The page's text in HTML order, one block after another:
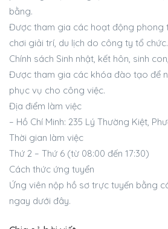
bằng.
Được tham gia các hoạt động phong
chơi giải trí, du lịch do công ty tổ chức.
Chính sách Sinh nhật, kết hôn, sinh
Được tham gia các khóa đào tạo để
phục vụ cho công việc.
Địa điểm làm việc
– Hồ Chí Minh: 235 Lý Thường Kiệt,
Thời gian làm việc
Thứ 2 – Thứ 6 (từ 08:00 đến 17:30)
Cách thức ứng tuyển
Ứng viên nộp hồ sơ trực tuyến bằng
ngay dưới đây.